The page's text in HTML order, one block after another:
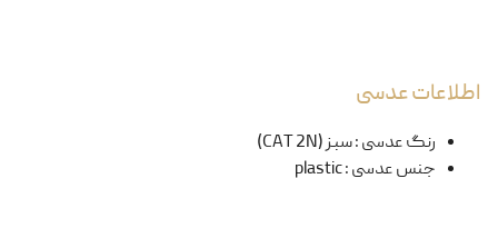
اطلاعات عدسی
رنگ عدسی:سبز (CAT 2N)
جنس عدسی:
plastic